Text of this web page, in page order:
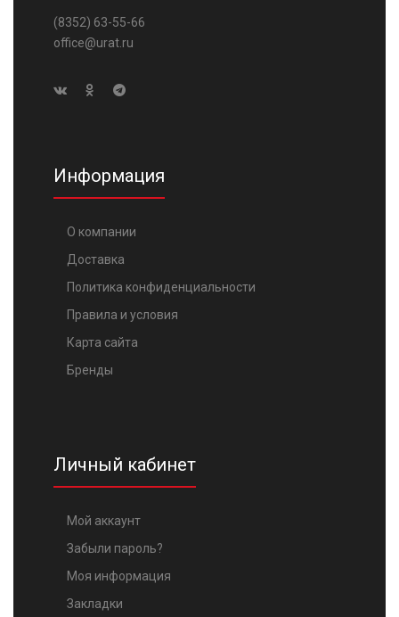
(8352) 63-55-66
office@urat.ru
Информация
О компании
Доставка
Политика конфиденциальности
Правила и условия
Карта сайта
Бренды
Личный кабинет
Мой аккаунт
Забыли пароль?
Моя информация
Закладки